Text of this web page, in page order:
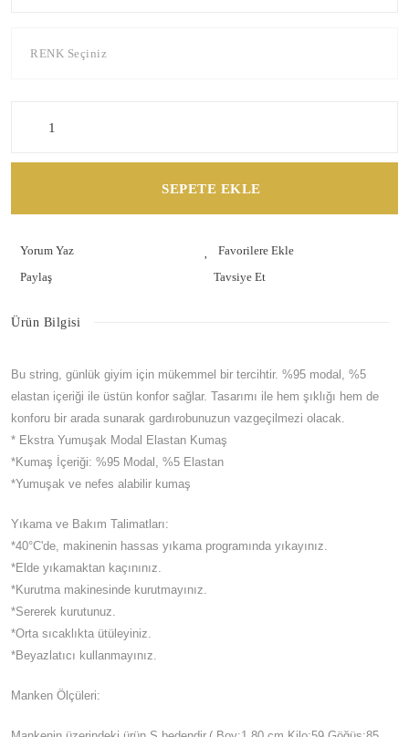
SEPETE EKLE
Yorum Yaz
Paylaş
Tavsiye Et
Ürün Bilgisi
Bu string, günlük giyim için mükemmel bir tercihtir. %95 modal, %5
elastan içeriği ile üstün konfor sağlar. Tasarımı ile hem şıklığı hem de
konforu bir arada sunarak gardırobunuzun vazgeçilmezi olacak.
* Ekstra Yumuşak Modal Elastan Kumaş
*Kumaş İçeriği: %95 Modal, %5 Elastan
*Yumuşak ve nefes alabilir kumaş
Yıkama ve Bakım Talimatları:
*40°C'de, makinenin hassas yıkama programında yıkayınız.
*Elde yıkamaktan kaçınınız.
*Kurutma makinesinde kurutmayınız.
*Sererek kurutunuz.
*Orta sıcaklıkta ütüleyiniz.
*Beyazlatıcı kullanmayınız.
Manken Ölçüleri: